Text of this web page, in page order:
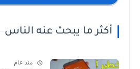
أكثر ما يبحث عنه الناس
منذ عام